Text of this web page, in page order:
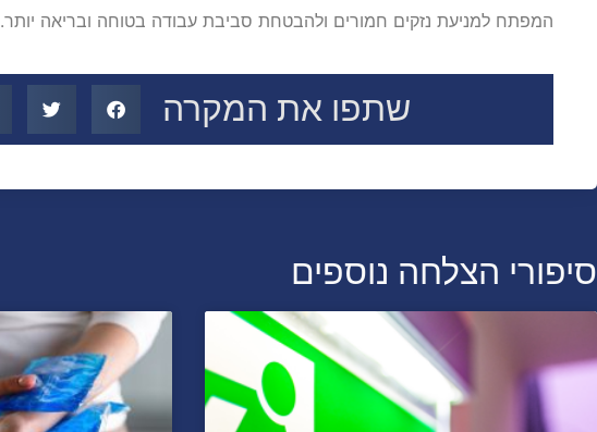
המפתח למניעת נזקים חמורים ולהבטחת סביבת עבודה בטוחה ובריאה יותר.
שתפו את המקרה
סיפורי הצלחה נוספים